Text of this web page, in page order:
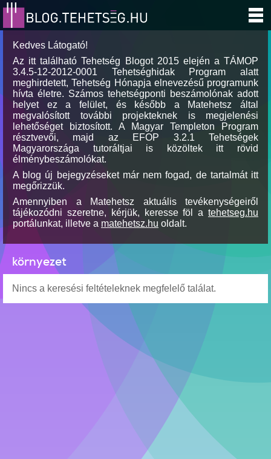
Kedves Látogató!
Az itt található Tehetség Blogot 2015 elején a TÁMOP
3.4.5-12-2012-0001 Tehetséghidak Program alatt
meghirdetett, Tehetség Hónapja elnevezésű programunk
hívta életre. Számos tehetségponti beszámolónak adott
helyet ez a felület, és később a Matehetsz által
megvalósított további projekteknek is megjelenési
lehetőséget biztosított. A Magyar Templeton Program
résztvevői, majd az EFOP 3.2.1 Tehetségek
Magyarországa tutoráltjai is közöltek itt rövid
élménybeszámolókat.
A blog új bejegyzéseket már nem fogad, de tartalmát itt
megőrizzük.
Amennyiben a Matehetsz aktuális tevékenységeiről
tájékozódni szeretne, kérjük, keresse föl a tehetseg.hu
portálunkat, illetve a matehetsz.hu oldalt.
környezet
Nincs a keresési feltételeknek megfelelő találat.